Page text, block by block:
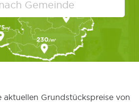
aktuellen Grundstückspreise von